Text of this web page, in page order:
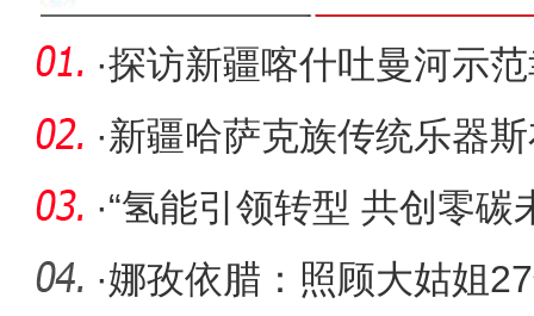
·探访新疆喀什吐曼河示
大限度提
·新疆哈萨克族传统乐器
音？
·“氢能引领转型 共创零碳
氢能
·娜孜依腊：照顾大姑姐